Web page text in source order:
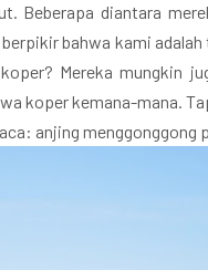
Beberapa diantara
bahwa kami
Mereka mungkin
koper kemana-mana.
anjing menggonggong